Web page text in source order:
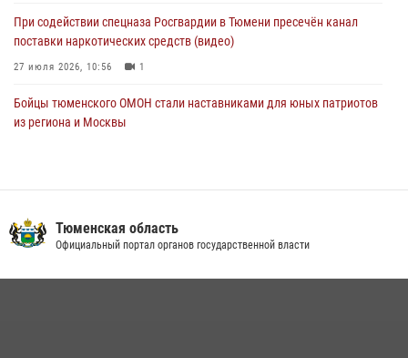
При содействии спецназа Росгвардии в Тюмени пресечён канал
поставки наркотических средств (видео)
27 июля 2026, 10:56 1
Бойцы тюменского ОМОН стали наставниками для юных патриотов
из региона и Москвы
03 августа 2026, 07:23 1
Тюменская область
Официальный портал органов государственной власти